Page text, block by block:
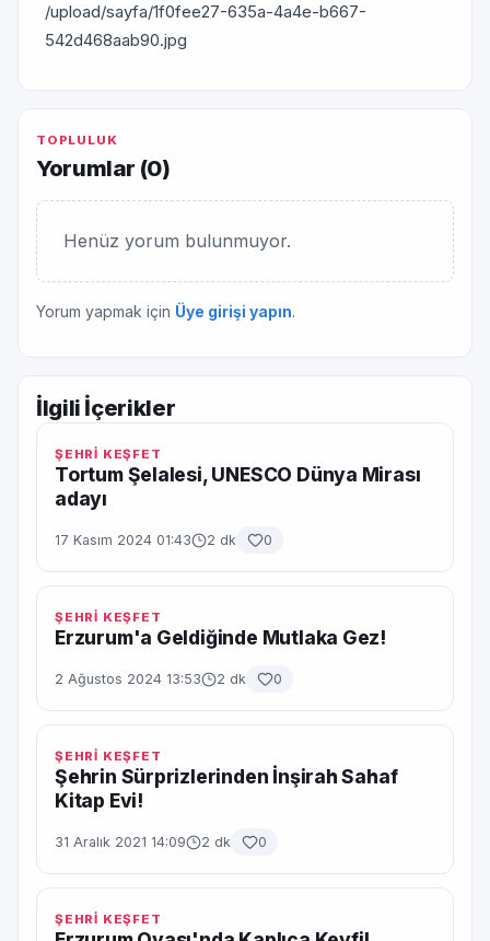
/upload/sayfa/1f0fee27-635a-4a4e-b667-
542d468aab90.jpg
TOPLULUK
Yorumlar (0)
Henüz yorum bulunmuyor.
Yorum yapmak için Üye girişi yapın.
İlgili İçerikler
ŞEHRİ KEŞFET
Tortum Şelalesi, UNESCO Dünya Mirası
adayı
17 Kasım 2024 01:43 2 dk 0
ŞEHRİ KEŞFET
Erzurum'a Geldiğinde Mutlaka Gez!
2 Ağustos 2024 13:53 2 dk 0
ŞEHRİ KEŞFET
Şehrin Sürprizlerinden İnşirah Sahaf
Kitap Evi!
31 Aralık 2021 14:09 2 dk 0
ŞEHRİ KEŞFET